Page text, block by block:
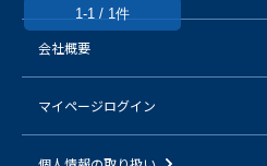
1-1 / 1件
会社概要
マイページログイン